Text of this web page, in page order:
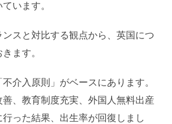
います。
スと対比する観点から、英国につ
ます。
介入原則」がベースにあります。
善、教育制度充実、外国人無料出産
った結果、出生率が回復しまし